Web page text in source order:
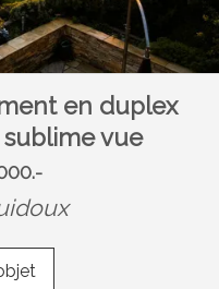
en duplex
vue